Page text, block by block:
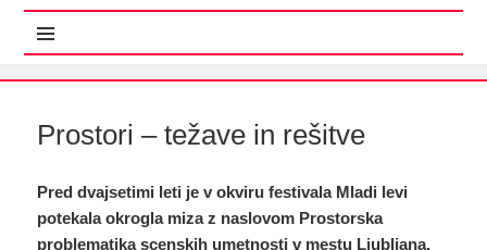
Prostori – težave in rešitve
Pred dvajsetimi leti je v okviru festivala Mladi levi
potekala okrogla miza z naslovom Prostorska
problematika scenskih umetnosti v mestu Ljubljana.